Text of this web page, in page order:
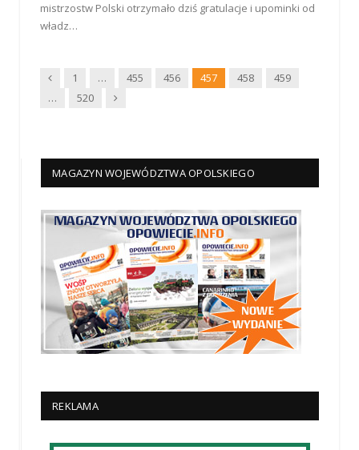
mistrzostw Polski otrzymało dziś gratulacje i upominki od
władz…
Wstecz
1 … 455 456 457 458
459
…
520 Dalej
MAGAZYN WOJEWÓDZTWA OPOLSKIEGO
REKLAMA